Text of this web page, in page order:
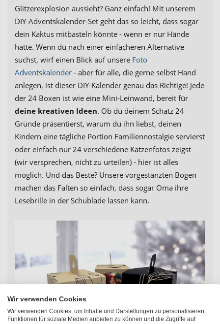
Glitzerexplosion aussieht? Ganz einfach! Mit unserem
DIY-Adventskalender-Set geht das so leicht, dass sogar
dein Kaktus mitbasteln könnte - wenn er nur Hände
hätte. Wenn du nach einer einfacheren Alternative
suchst, wirf einen Blick auf unsere Foto
Adventskalender - aber für alle, die gerne selbst Hand
anlegen, ist dieser DIY-Kalender genau das Richtige! Jede
der 24 Boxen ist wie eine Mini-Leinwand, bereit für
deine kreativen Ideen. Ob du deinem Schatz 24
Gründe präsentierst, warum du ihn liebst, deinen
Kindern eine tägliche Portion Familiennostalgie servierst
oder einfach nur 24 verschiedene Katzenfotos zeigst
(wir versprechen, nicht zu urteilen) - hier ist alles
möglich. Und das Beste? Unsere vorgestanzten Bögen
machen das Falten so einfach, dass sogar Oma ihre
Lesebrille in der Schublade lassen kann.
Wir verwenden Cookies
Wir verwenden Cookies, um Inhalte und Darstellungen zu personalisieren,
Funktionen für soziale Medien anbieten zu können und die Zugriffe auf